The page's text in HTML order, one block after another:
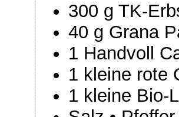
300 g TK-
40 g Grana
1 Handvoll
1 kleine rote
1 kleine Bio-